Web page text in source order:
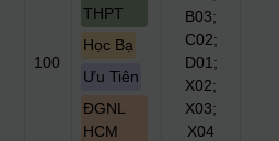
100
THPT
Học Bạ
Ưu Tiên
ĐGNL
HCM
B03;
C02;
D01;
X02;
X03;
X04